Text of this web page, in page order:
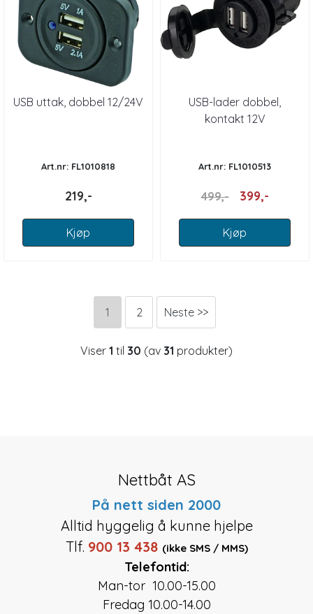
USB uttak, dobbel 12/24V
Art.nr: FL1010818
219,-
Kjøp
USB-lader dobbel,
kontakt 12V
Art.nr: FL1010513
499,- 399,-
Kjøp
1 2 Neste >>
Viser 1 til 30 (av 31 produkter)
Nettbåt AS
På nett siden 2000
Alltid hyggelig å kunne hjelpe
Tlf. 900 13 438 (ikke SMS / MMS)
Telefontid:
Man-tor 10.00-15.00
Fredag 10.00-14.00